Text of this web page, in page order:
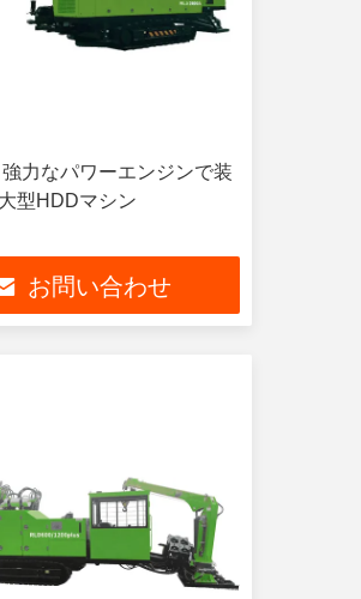
力なパワーエンジンで装
型HDDマシン
お問い合わせ